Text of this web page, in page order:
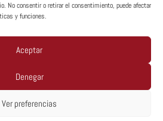
No consentir o retirar el consentimiento, puede afectar
y funciones.
Aceptar
Denegar
Ver preferencias
© MTA España 2026
De Privacidad